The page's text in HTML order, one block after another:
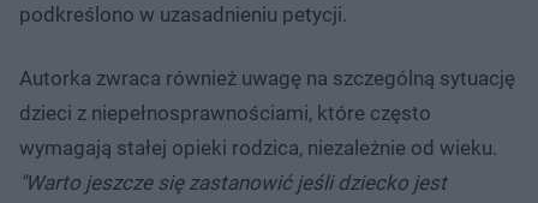
podkreślono w uzasadnieniu petycji.
Autorka zwraca również uwagę na szczególną sytuację
dzieci z niepełnosprawnościami, które często
wymagają stałej opieki rodzica, niezależnie od wieku.
"Warto jeszcze się zastanowić jeśli dziecko jest